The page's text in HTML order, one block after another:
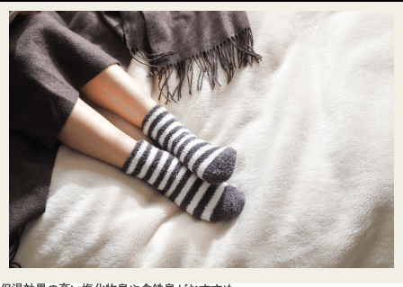
格安（1,000円以下） サウナ
駅近（徒歩10分以内） お食事・食事処
ひとり旅・一人旅 露天風呂
エステ・マッサージ
ホテル
すべて表示する
冷え性に効能がある温泉の魅力